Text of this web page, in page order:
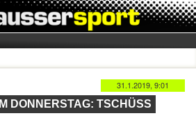
31.1.2019, 9:01
DONNERSTAG: TSCHÜSS